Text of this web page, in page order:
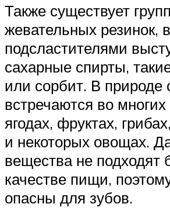
Также существует
жевательных резинок,
подсластителями
сахарные спирты,
или сорбит. В природе
встречаются во многих
ягодах, фруктах,
и некоторых овощах.
вещества не подходят
качестве пищи,
опасны для зубов.